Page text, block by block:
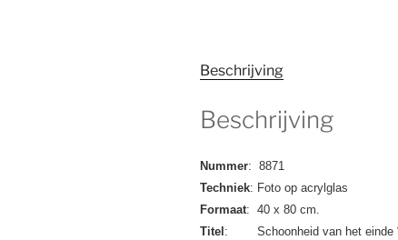
Beschrijving
Beschrijving
Nummer: 8871
Techniek: Foto op acrylglas
Formaat: 40 x 80 cm.
Titel : Schoonheid van het einde